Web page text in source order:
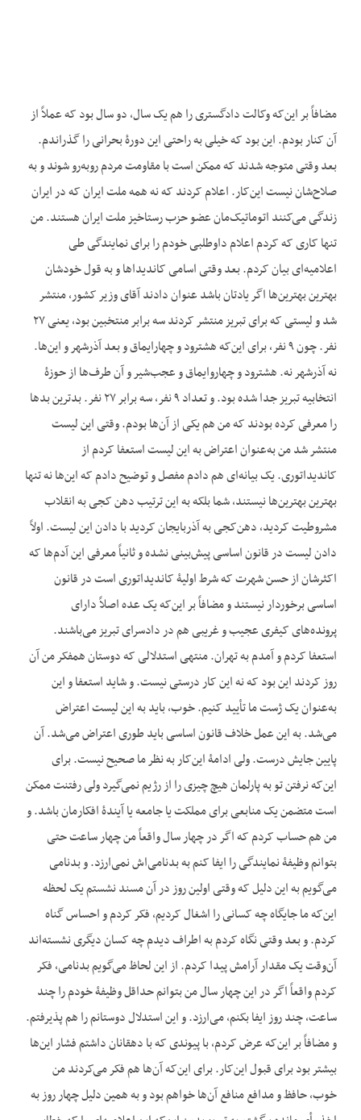
مضافاً بر این‌که وکالت دادگستری را هم یک سال، دو سال بود که عملاً از
آن کنار بودم. این بود که خیلی به راحتی این دورۀ بحرانی را گذراندم.
بعد وقتی متوجه شدند که ممکن است با مقاومت مردم روبه‌رو شوند و به
صلاح‌شان نیست این‌کار. اعلام کردند که نه همه ملت ایران که در ایران
زندگی می‌کنند اتوماتیک‌مان عضو حزب رستاخیز ملت ایران هستند. من
تنها کاری که کردم اعلام داوطلبی خودم را برای نمایندگی طی
اعلامیه‌ای بیان کردم. بعد وقتی اسامی کاندیداها و به قول خودشان
بهترین بهترین‌ها اگر یادتان باشد عنوان دادند آقای وزیر کشور، منتشر
شد و لیستی که برای تبریز منتشر کردند سه برابر منتخبین بود، یعنی ۲۷
نفر. چون ۹ نفر، برای این‌که هشترود و چهارایماق و بعد آذرشهر و این‌ها.
نه آذرشهر نه. هشترود و چهاروایماق و عجب‌شیر و آن طرف‌ها از حوزۀ
انتخابیه تبریز جدا شده بود. و تعداد ۹ نفر، سه برابر ۲۷ نفر. بدترین بدها
را معرفی کرده بودند که من هم یکی از آن‌ها بودم. وقتی این لیست
منتشر شد من به‌عنوان اعتراض به این لیست استعفا کردم از
کاندیداتوری. یک بیانه‌ای هم دادم مفصل و توضیح دادم که این‌ها نه تنها
بهترین بهترین‌ها نیستند، شما بلکه به این ترتیب دهن کجی به انقلاب
مشروطیت کردید، دهن‌کجی به آذربایجان کردید با دادن این لیست. اولاً
دادن لیست در قانون اساسی پیش‌بینی نشده و ثانیاً معرفی این آدم‌ها که
اکثرشان از حسن شهرت که شرط اولیۀ کاندیداتوری است در قانون
اساسی برخوردار نیستند و مضافاً بر این‌که یک عده اصلاً دارای
پرونده‌های کیفری عجیب و غریبی هم در دادسرای تبریز می‌باشند.
استعفا کردم و آمدم به تهران. منتهی استدلالی که دوستان هم‎فکر من آن
روز کردند این بود که نه این کار درستی نیست. و شاید استعفا و این
به‌عنوان یک ژست ما تأیید کنیم. خوب، باید به این لیست اعتراض
می‌شد. به این عمل خلاف قانون اساسی باید طوری اعتراض می‌شد. آن
پایین جایش درست. ولی ادامۀ این‌کار به نظر ما صحیح نیست. برای
این‌که نرفتن تو به پارلمان هیچ چیزی را از رژیم نمی‌گیرد ولی رفتنت ممکن
است متضمن یک منابعی برای مملکت یا جامعه یا آیندۀ افکارمان باشد. و
من هم حساب کردم که اگر در چهار سال واقعاً من چهار ساعت حتی
بتوانم وظیفۀ نمایندگی را ایفا کنم به بدنامی‌اش نمی‌ارزد. و بدنامی
می‌گویم به این دلیل که وقتی اولین روز در آن مسند نشستم یک لحظه
این‌که ما جایگاه چه کسانی را اشغال کردیم، فکر کردم و احساس گناه
کردم. و بعد وقتی نگاه کردم به اطراف دیدم چه کسان دیگری نشسته‌اند
آن‌وقت یک مقدار آرامش پیدا کردم. از این لحاظ می‌گویم بدنامی، فکر
کردم واقعاً اگر در این چهار سال من بتوانم حداقل وظیفۀ خودم را چند
ساعت، چند روز ایفا بکنم، می‌ارزد. و این استدلال دوستانم را هم پذیرفتم.
و مضافاً بر این‌که عرض کردم، با پیوندی که با دهقانان داشتم فشار این‌ها
بیشتر بود برای قبول این‌کار. برای این‌که آن‌ها هم فکر می‌کردند من
خوب، حافظ و مدافع منافع آن‌ها خواهم بود و به همین دلیل چهار روز به